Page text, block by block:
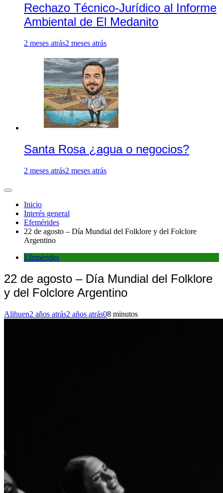
Rechazo Técnico-Jurídico al Informe
Ambiental de El Medanito
2 meses atrás2 meses atrás
Santa Rosa ¿agua o negocios?
2 meses atrás2 meses atrás
Inicio
Interés general
Efemérides
22 de agosto – Día Mundial del Folklore y del Folclore
Argentino
Efemérides
22 de agosto – Día Mundial del Folklore
y del Folclore Argentino
Alihuen2 años atrás2 años atrás08 minutos